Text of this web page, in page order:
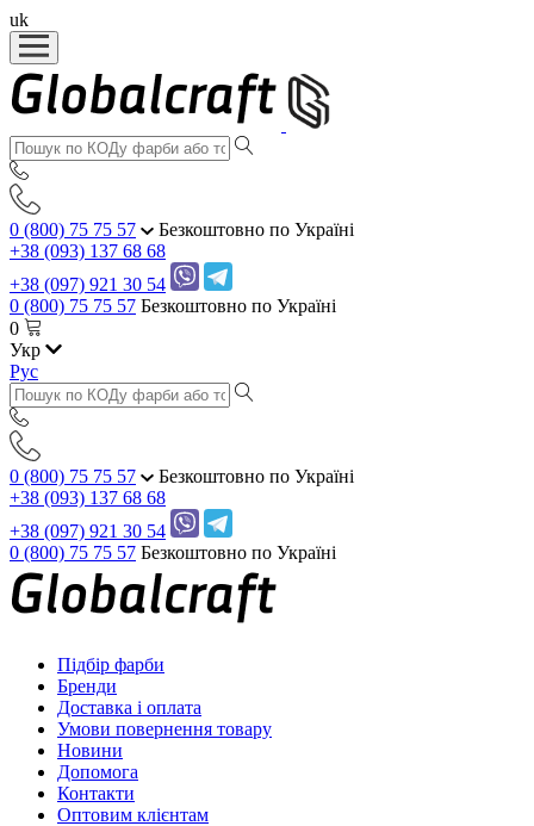
uk
0 (800) 75 75 57
Безкоштовно по Україні
+38 (093) 137 68 68
+38 (097) 921 30 54
0 (800) 75 75 57 Безкоштовно по Україні
0
Укр
Рус
0 (800) 75 75 57
Безкоштовно по Україні
+38 (093) 137 68 68
+38 (097) 921 30 54
0 (800) 75 75 57 Безкоштовно по Україні
Підбір фарби
Бренди
Доставка і оплата
Умови повернення товару
Новини
Допомога
Контакти
Оптовим клієнтам